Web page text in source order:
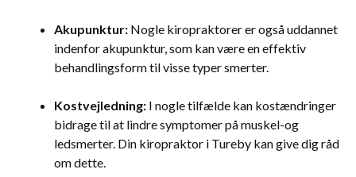
Akupunktur: Nogle kiropraktorer er også uddannet
indenfor akupunktur, som kan være en effektiv
behandlingsform til visse typer smerter.
Kostvejledning: I nogle tilfælde kan kostændringer
bidrage til at lindre symptomer på muskel-og
ledsmerter. Din kiropraktor i Tureby kan give dig råd
om dette.